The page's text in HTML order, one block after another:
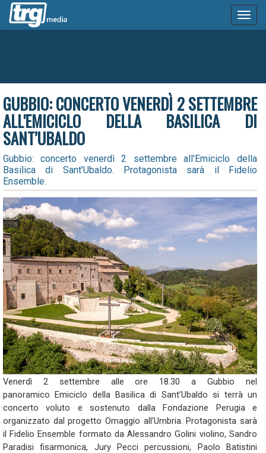
GUBBIO: CONCERTO VENERDÌ 2 SETTEMBRE
ALL'EMICICLO DELLA BASILICA DI
SANT’UBALDO
Gubbio: concerto venerdì 2 settembre all'Emiciclo della
Basilica di Sant’Ubaldo. Protagonista sarà il Fidelio
Ensemble.
Venerdì 2 settembre alle ore 18.30 a Gubbio nel
panoramico Emiciclo della Basilica di Sant’Ubaldo si terrà un
concerto voluto e sostenuto dalla Fondazione Perugia e
organizzato dal progetto Omaggio all’Umbria. Protagonista sarà
il Fidelio Ensemble formato da Alessandro Golini violino, Sandro
Paradisi fisarmonica, Jury Pecci percussioni, Paolo Batistini